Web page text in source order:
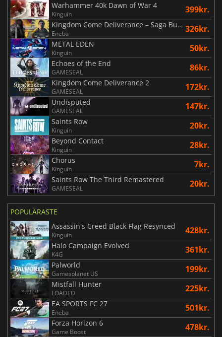
Warhammer 40k Dawn of War 4
Kinguin 399kr.
Kingdom Come Deliverance – Saga Bundle
Eneba 326kr.
METAL EDEN
Kinguin 50kr.
Echoes of the End
GAMESEAL 86kr.
Kingdom Come Deliverance 2
GAMESEAL 172kr.
Undisputed
GAMESEAL 147kr.
Saints Row
Kinguin 20kr.
Beyond Contact
Kinguin 28kr.
Chorus
Kinguin 7kr.
Saints Row The Third Remastered
GAMESEAL 20kr.
POPULÄRASTE
Assassin's Creed Black Flag Resynced
Kinguin 428kr.
Halo Campaign Evolved
K4G 361kr.
Palworld
Gamesplanet US 199kr.
Mistfall Hunter
LOADED 225kr.
EA SPORTS FC 27
Eneba 501kr.
Forza Horizon 6
Game Boost 478kr.